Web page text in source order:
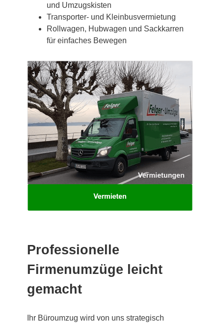
und Umzugskisten
Transporter- und Kleinbusvermietung
Rollwagen, Hubwagen und Sackkarren
für einfaches Bewegen
Professionelle
Firmenumzüge leicht
gemacht
Ihr Büroumzug wird von uns strategisch